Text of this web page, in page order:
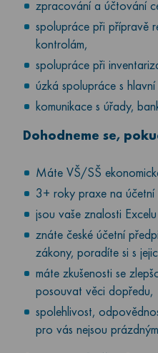
zpracování a účtování
spolupráce při přípravě
kontrolám,
spolupráce při
úzká spolupráce s hlavní
komunikace s úřady,
Dohodneme se,
Máte VŠ/SŠ
3+ roky praxe na účetní
jsou vaše znalosti
znáte české účetní
zákony, poradíte si s
máte zkušenosti se
posouvat věci dopředu,
spolehlivost,
pro vás nejsou